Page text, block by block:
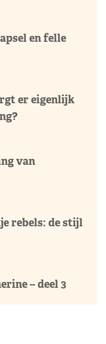
en felle
er eigenlijk
van
rebels: de stijl
– deel 3